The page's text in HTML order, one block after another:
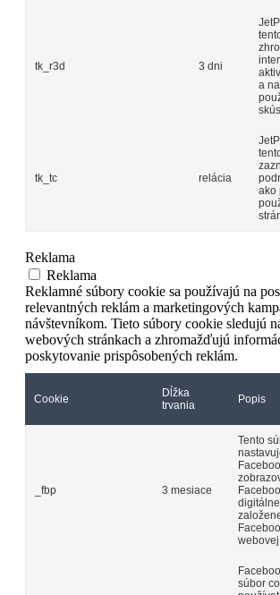
tk_r3d 3 dni
a
tk_tc relácia
ako
Reklama
Reklama
Reklamné súbory cookie sa používajú na
relevantných reklám a marketingových
návštevníkom. Tieto súbory cookie sledujú
webových stránkach a zhromažďujú
poskytovanie prispôsobených reklám.
Cookie
Dĺžka
trvania
Popis
_fbp 3 mesiace
Tento
súbor